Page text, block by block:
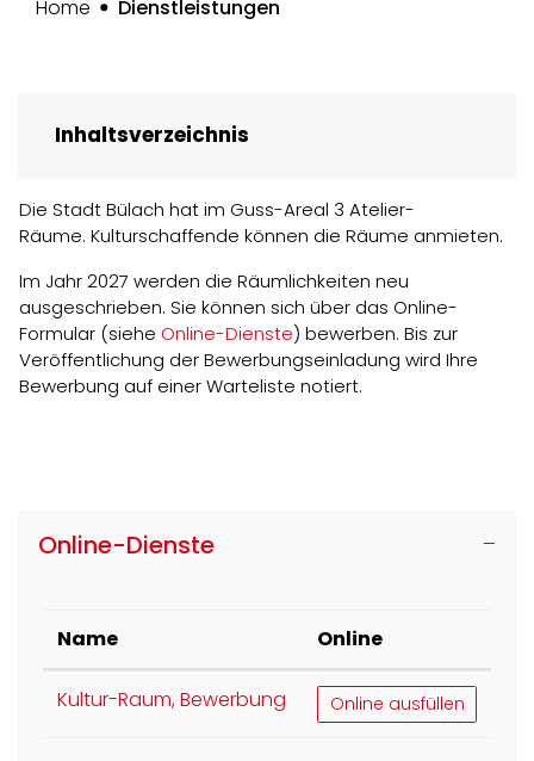
Home Dienstleistungen
Inhaltsverzeichnis
Die Stadt Bülach hat im Guss-Areal 3 Atelier-
Räume. Kulturschaffende können die Räume anmieten.
Im Jahr 2027 werden die Räumlichkeiten neu
ausgeschrieben. Sie können sich über das Online-
Formular (siehe Online-Dienste) bewerben. Bis zur
Veröffentlichung der Bewerbungseinladung wird Ihre
Bewerbung auf einer Warteliste notiert.
Online-Dienste
Name Online
Kultur-Raum, Bewerbung Kultur-Raum,
Online ausfüllen